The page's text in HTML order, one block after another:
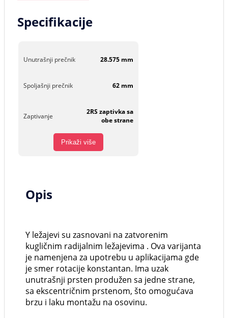
Specifikacije
Unutrašnji prečnik 28.575 mm
Spoljašnji prečnik 62 mm
Zaptivanje
2RS zaptivka sa
obe strane
Prikaži više
Opis
Y ležajevi su zasnovani na zatvorenim
kugličnim radijalnim ležajevima . Ova varijanta
je namenjena za upotrebu u aplikacijama gde
je smer rotacije konstantan. Ima uzak
unutrašnji prsten produžen sa jedne strane,
sa ekscentričnim prstenom, što omogućava
brzu i laku montažu na osovinu.